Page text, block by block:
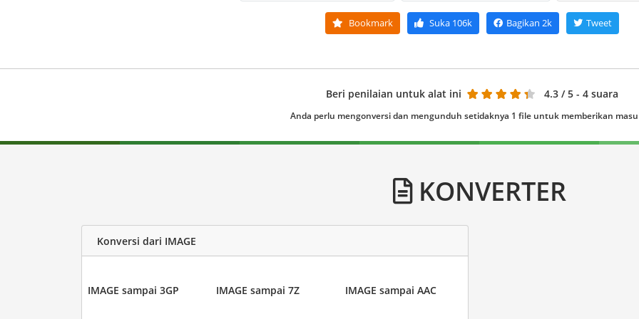
Bookmark Suka 106k Bagikan 2k Tweet
Beri penilaian untuk alat ini 4.3 / 5 - 4 suara
Anda perlu mengonversi dan mengunduh setidaknya 1 file untuk memberikan
KONVERTER
Konversi dari IMAGE
IMAGE sampai 3GP IMAGE sampai 7Z IMAGE sampai AAC